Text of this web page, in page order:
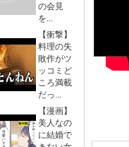
の会見
を...
【衝撃】
料理の失
敗作がツ
ッコミど
ころ満載
だっ...
【漫画】
美人なの
に結婚で